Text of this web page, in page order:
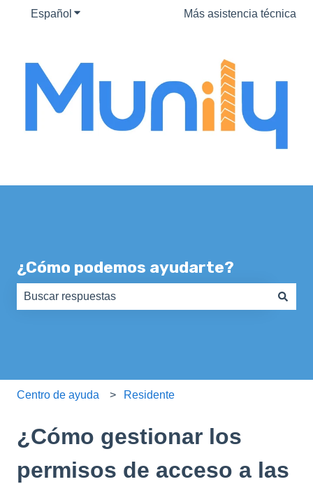
Español Traducciones de Mostrar submenú de
Más asistencia técnica
¿Cómo podemos ayudarte?
Centro de ayuda Residente
¿Cómo gestionar los
permisos de acceso a las